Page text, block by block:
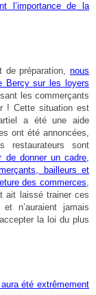
l’importance de la
préparation, nous
Bercy sur les loyers
les commerçants
! Cette situation est
a été une aide
ont été annoncées,
sont
de donner un cadre,
bailleurs et
des commerces,
ait laissé trainer ces
n’auraient jamais
la loi du plus
été extrêmement